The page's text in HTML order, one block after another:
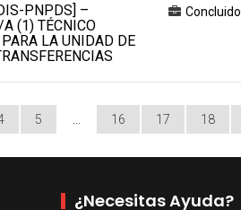
PNPDS] –
(1) TÉCNICO
LA UNIDAD DE
Concluido
5 16 17 18
¿Necesitas Ayuda?